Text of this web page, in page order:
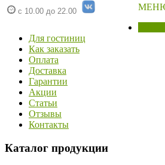
с 10.00 до 22.00
Для гостиниц
Как заказать
Оплата
Доставка
Гарантии
Акции
Статьи
Отзывы
Контакты
Каталог продукции